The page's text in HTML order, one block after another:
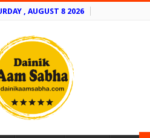
, AUGUST 8 2026